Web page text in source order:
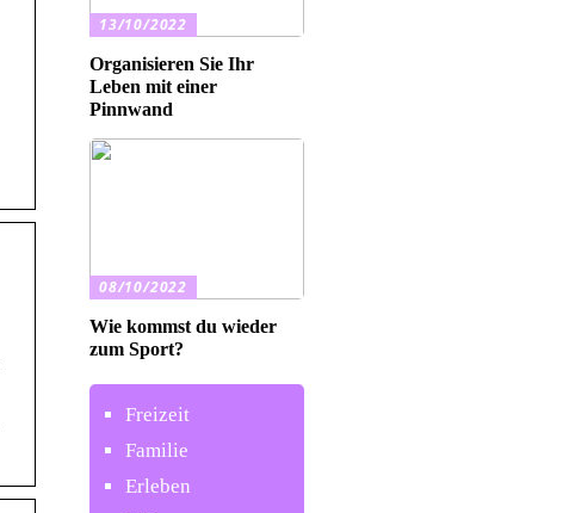
13/10/2022
Organisieren Sie Ihr
Leben mit einer
Pinnwand
08/10/2022
Wie kommst du wieder
zum Sport?
Freizeit
Familie
Erleben